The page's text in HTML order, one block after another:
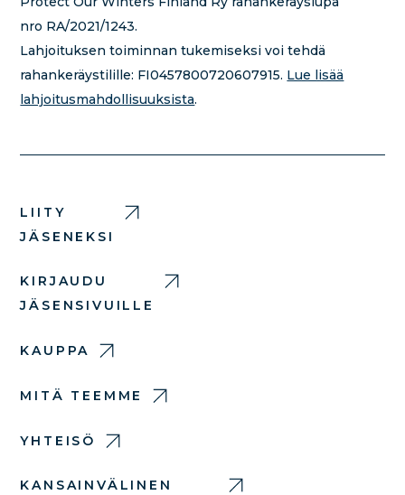
nro RA/2021/1243.
Lahjoituksen toiminnan tukemiseksi voi tehdä
rahankeräystilille: FI0457800720607915. Lue lisää
lahjoitusmahdollisuuksista.
LIITY
JÄSENEKSI
KIRJAUDU
JÄSENSIVUILLE
KAUPPA
MITÄ TEEMME
YHTEISÖ
KANSAINVÄLINEN